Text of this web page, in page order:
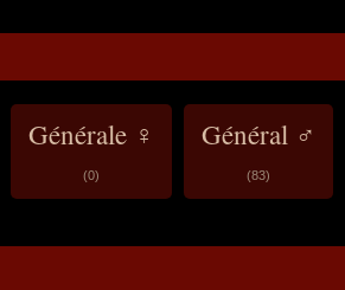
Générale ♀
(0)
Général ♂
(83)